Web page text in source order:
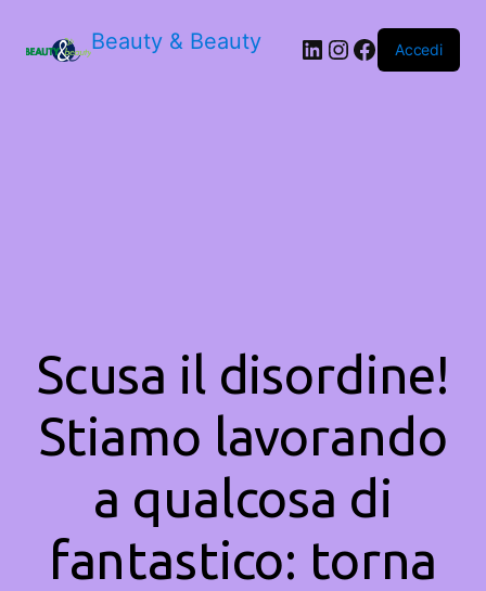
Beauty & Beauty LinkedIn
Instagram
Facebook
Accedi
Scusa il disordine!
Stiamo lavorando
a qualcosa di
fantastico: torna